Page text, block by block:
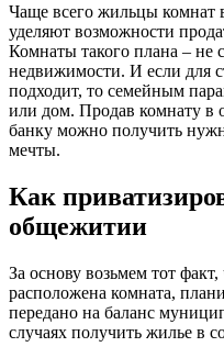
Чаще всего жильцы комнат
уделяют возможности
Комнаты такого плана – не
недвижимости. И если для
подходит, то семейным
или дом. Продав комнату в
банку можно получить
мечты.
Как
общежитии
За основу возьмем тот
расположена комната,
передано на баланс
случаях получить жилье в